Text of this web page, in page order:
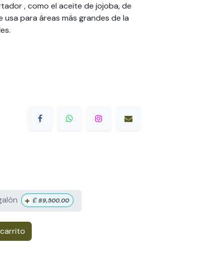
, como el aceite de jojoba, de
para áreas más grandes de la
+ ₡89,500.00